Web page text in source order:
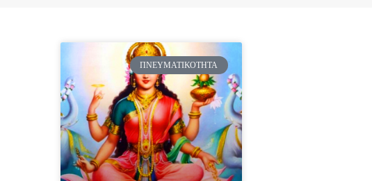
ΠΝΕΥΜΑΤΙΚΌΤΗΤΑ